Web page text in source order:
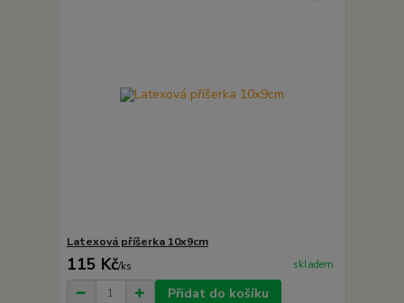
Latexová příšerka 10x9cm
115 Kč/ks skladem
Přidat do košíku